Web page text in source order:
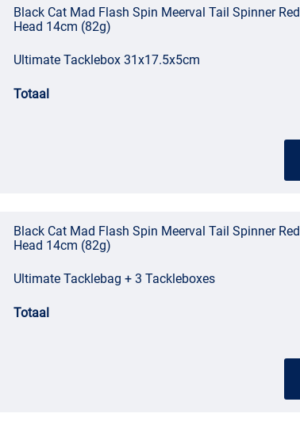
Black Cat Mad Flash Spin Meerval Tail Spinner Red
Head 14cm (82g)
Ultimate Tacklebox 31x17.5x5cm
Totaal
Black Cat Mad Flash Spin Meerval Tail Spinner Red
Head 14cm (82g)
Ultimate Tacklebag + 3 Tackleboxes
Totaal